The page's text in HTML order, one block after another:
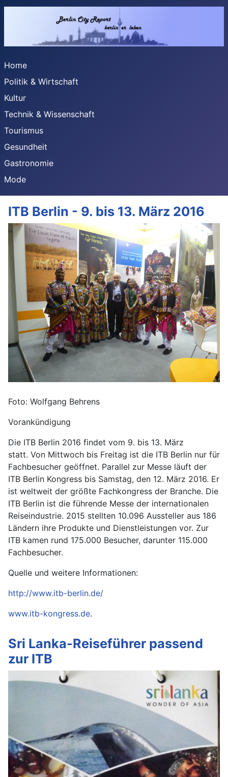
Home
Politik & Wirtschaft
Kultur
Technik & Wissenschaft
Tourismus
Gesundheit
Gastronomie
Mode
ITB Berlin - 9. bis 13. März 2016
Foto: Wolfgang Behrens
Vorankündigung
Die ITB Berlin 2016 findet vom 9. bis 13. März
statt. Von Mittwoch bis Freitag ist die ITB Berlin nur für
Fachbesucher geöffnet. Parallel zur Messe läuft der
ITB Berlin Kongress bis Samstag, den 12. März 2016. Er
ist weltweit der größte Fachkongress der Branche. Die
ITB Berlin ist die führende Messe der internationalen
Reiseindustrie. 2015 stellten 10.096 Aussteller aus 186
Ländern ihre Produkte und Dienstleistungen vor. Zur
ITB kamen rund 175.000 Besucher, darunter 115.000
Fachbesucher.
Quelle und weitere Informationen:
http://www.itb-berlin.de/
www.itb-kongress.de.
Sri Lanka-Reiseführer passend
zur ITB